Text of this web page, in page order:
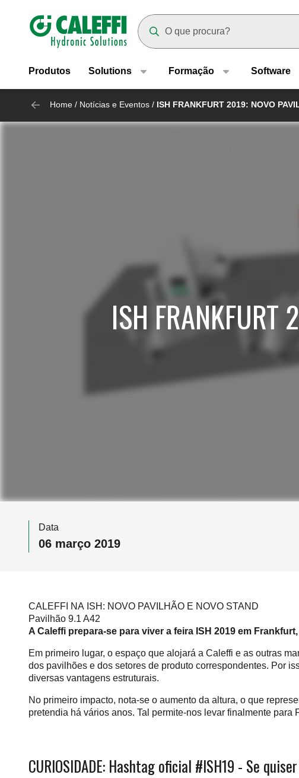
Header main navigation
Produtos Solutions Formação Software
Home / Notícias e Eventos / ISH FRANKFURT 2019: NOVO
ISH FRANKFURT
Data
06 março 2019
CALEFFI NA ISH: NOVO PAVILHÃO E NOVO STAND
Pavilhão 9.1 A42
A Caleffi prepara-se para viver a feira ISH 2019 em
Em primeiro lugar, o espaço que alojará a Caleffi e as outras
dos pavilhões e dos setores de produto correspondentes. Por
diversas vantagens estruturais.
No primeiro impacto, nota-se o aumento da altura, o que
pretendia há vários anos. Tal permite-nos levar finalmente
CURIOSIDADE: Hashtag oficial #ISH19 - Se